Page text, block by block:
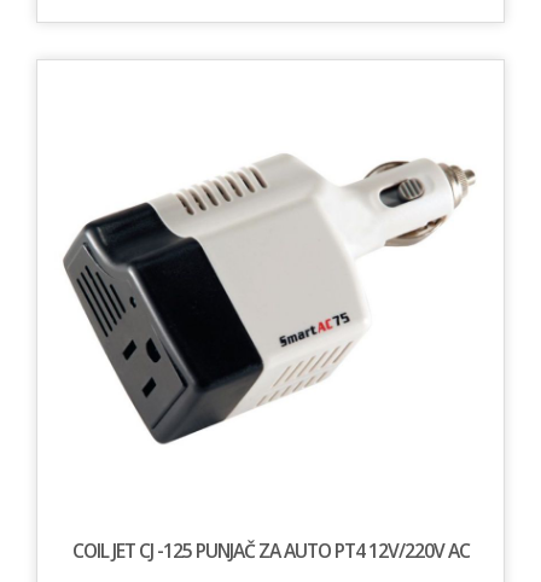
COIL JET CJ -125 PUNJAČ ZA AUTO PT4 12V/220V AC